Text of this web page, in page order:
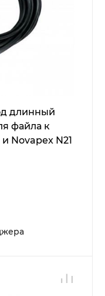
длинный
файла к
Novapex N21